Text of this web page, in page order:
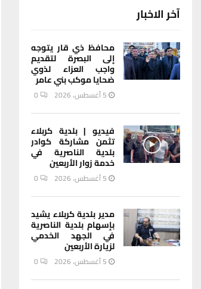
آخر الاخبار
محافظ ذي قار يتوجه
إلى البصرة لتقديم
واجب العزاء لذوي
ضحايا موكب بني عامر
5 أغسطس، 2026 0
فيديو | بلدية كربلاء
تثمن مشاركة كوادر
بلدية الناصرية في
خدمة زوار الأربعين
5 أغسطس، 2026 0
مدير بلدية كربلاء يشيد
بإسهام بلدية الناصرية
في الجهد الخدمي
لزيارة الأربعين
5 أغسطس، 2026 0